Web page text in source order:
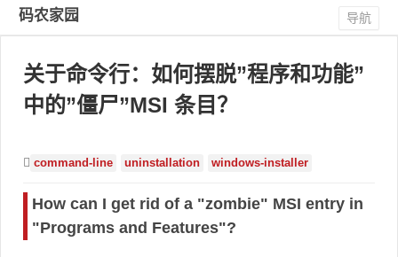
码农家园 导航
关于命令行：如何摆脱”程序和功能”
中的”僵尸”MSI 条目？
command-line uninstallation windows-installer
How can I get rid of a "zombie" MSI entry in
"Programs and Features"?